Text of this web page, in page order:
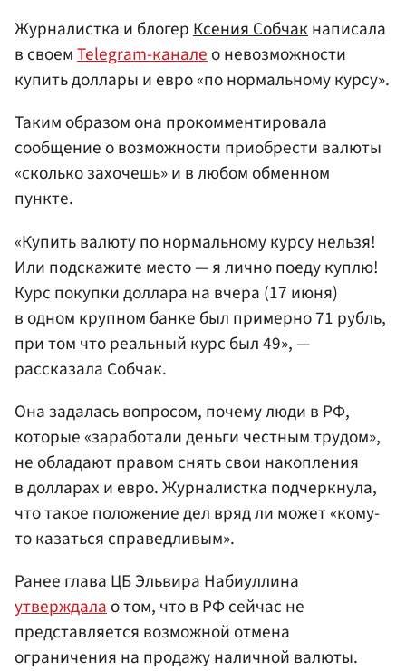
Журналистка и блогерКсения Собчакнаписала
в своемTelegram-каналео невозможности
купить доллары и евро «по нормальному курсу».
Таким образом она прокомментировала
сообщение о возможности приобрести валюты
«сколько захочешь» и в любом обменном
пункте.
«Купить валюту по нормальному курсу нельзя!
Или подскажите место — я лично поеду куплю!
Курс покупки доллара на вчера (17 июня)
в одном крупном банке был примерно 71 рубль,
при том что реальный курс был 49», —
рассказала Собчак.
Она задалась вопросом, почему люди в РФ,
которые «заработали деньги честным трудом»,
не обладают правом снять свои накопления
в долларах и евро. Журналистка подчеркнула,
что такое положение дел вряд ли может «кому-
то казаться справедливым».
Ранее глава ЦБЭльвира Набиуллина
утверждалао том, что в РФ сейчас не
представляется возможной отмена
ограничения на продажу наличной валюты.